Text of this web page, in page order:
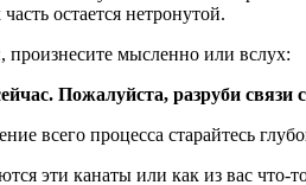
остается нетронутой.
произнесите мысленно или вслух:
Пожалуйста, разруби
всего процесса старайтесь
эти канаты или как из вас